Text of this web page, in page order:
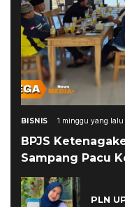
BISNIS 1 minggu yang lalu
BPJS
Sampang Pacu
PLN